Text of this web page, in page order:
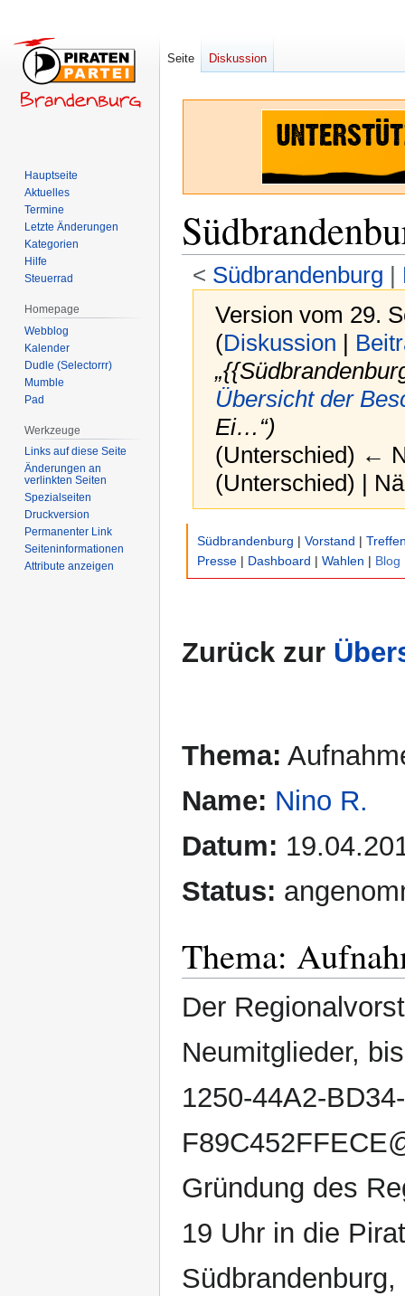
< Südbrandenburg ‎ |
Version vom 29.
(Diskussion |
Übersicht der
Ei…“)
(Unterschied) ←
(Unterschied) |
Südbrandenburg | Vorstand |
Presse | Dashboard | Wahlen | Blog
Zurück zur
Thema:
Name: Nino R.
Datum:
Status:
Thema:
Der
Neumitglieder,
1250-44A2-BD34-
Gründung des
19 Uhr in die
Seite Diskussion
Hauptseite
Aktuelles
Termine
Letzte Änderungen
Kategorien
Hilfe
Steuerrad
Homepage
Webblog
Kalender
Dudle (Selectorrr)
Mumble
Pad
Werkzeuge
Links auf diese Seite
Änderungen an
verlinkten Seiten
Spezialseiten
Druckversion
Permanenter Link
Seiten­­informationen
Attribute anzeigen